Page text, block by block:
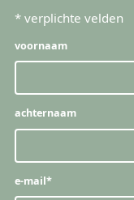
* verplichte velden
voornaam
achternaam
e-mail*